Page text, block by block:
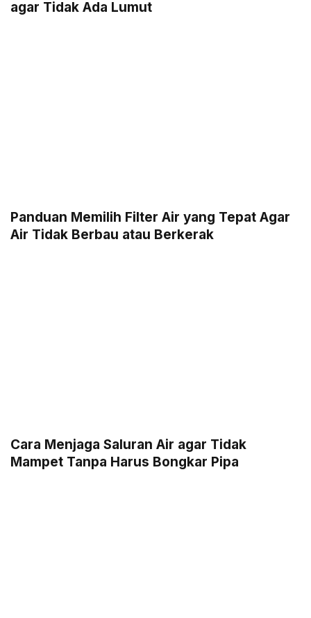
agar Tidak Ada Lumut
Panduan Memilih Filter Air yang Tepat Agar
Air Tidak Berbau atau Berkerak
Cara Menjaga Saluran Air agar Tidak
Mampet Tanpa Harus Bongkar Pipa